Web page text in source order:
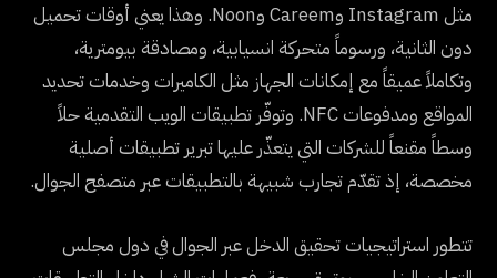
مثل Instagram وCareem وNoon. وهذا يعني أوقات تحميل
دون الثانية، ورسوماً متحركة انسيابية، ومصادقة بيومترية،
وتكاملاً عميقاً مع إمكانات الجهاز مثل الكاميرات وخدمات تحديد
المواقع ومدفوعات NFC. وتوفّر تطبيقات الويب التقدمية حلاً
وسطاً مقنعاً للشركات التي يتعذّر عليها تبرير تطبيقات أصلية
مخصصة، إذ تقدّم تجارب شبيهة بالتطبيقات عبر متصفح الجوال.
تتطور استراتيجيات تحقيق الدخل عبر الجوال في دول مجلس